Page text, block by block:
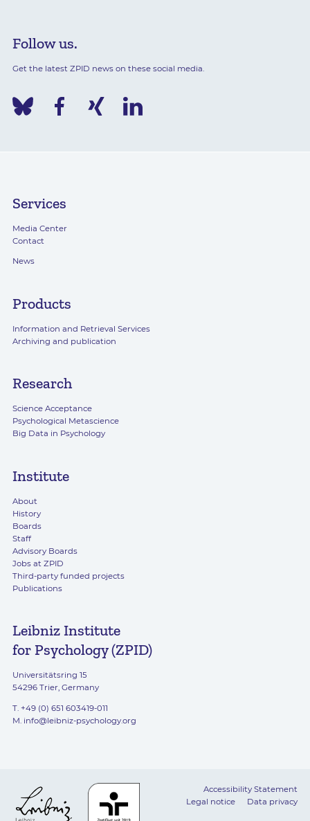
Follow us.
Get the latest ZPID news on these social media.
Services
Media Center
Contact
News
Products
Information and Retrieval Services
Archiving and publication
Research
Science Acceptance
Psychological Metascience
Big Data in Psychology
Institute
About
History
Boards
Staff
Advisory Boards
Jobs at ZPID
Third-party funded projects
Publications
Leibniz Institute
for Psychology (ZPID)
Universitätsring 15
54296 Trier, Germany
T. +49 (0) 651 603419-011
M. info@leibniz-psychology.org
Accessibility Statement
Legal notice
Data privacy